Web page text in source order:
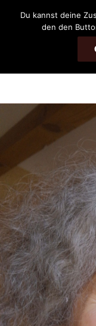
DIANDRA-
Du kannst deine
den den